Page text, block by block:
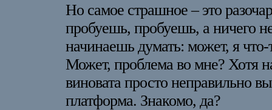
Но самое страшное – это
пробуешь, пробуешь, а ничего
начинаешь думать: может, я
Может, проблема во мне? Хотя
виновата просто неправильно
платформа. Знакомо, да?